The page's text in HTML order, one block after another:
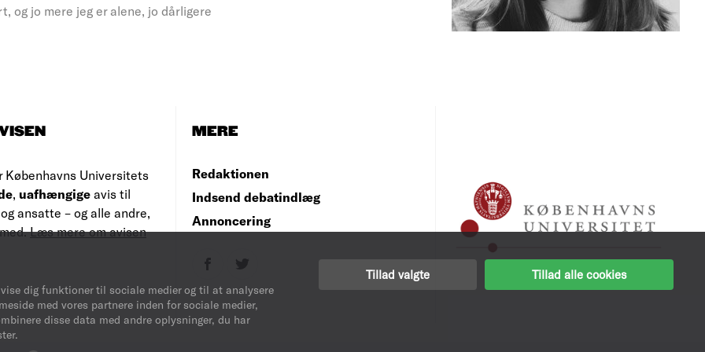
dig funktioner til sociale medier og til at analysere
med vores partnere inden for sociale medier,
disse data med andre oplysninger, du har
Tillad valgte Tillad alle cookies
og jo mere jeg er alene, jo dårligere
Københavns Universitets
, uafhængige avis til
ansatte – og alle andre,
Læs mere om avisen
MERE
Redaktionen
Indsend debatindlæg
Annoncering